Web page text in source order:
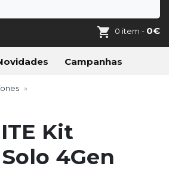
0 item - 0€
Campanhas
Kit
4Gen